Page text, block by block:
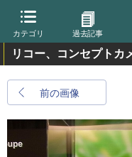
カテゴリ 過去記事
リコー、コンセプトカ
前の画像